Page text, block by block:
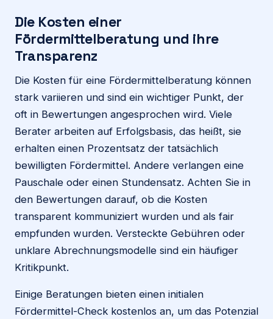
Die Kosten einer
Fördermittelberatung und ihre
Transparenz
Die Kosten für eine Fördermittelberatung können
stark variieren und sind ein wichtiger Punkt, der
oft in Bewertungen angesprochen wird. Viele
Berater arbeiten auf Erfolgsbasis, das heißt, sie
erhalten einen Prozentsatz der tatsächlich
bewilligten Fördermittel. Andere verlangen eine
Pauschale oder einen Stundensatz. Achten Sie in
den Bewertungen darauf, ob die Kosten
transparent kommuniziert wurden und als fair
empfunden wurden. Versteckte Gebühren oder
unklare Abrechnungsmodelle sind ein häufiger
Kritikpunkt.
Einige Beratungen bieten einen initialen
Fördermittel-Check kostenlos an, um das Potenzial